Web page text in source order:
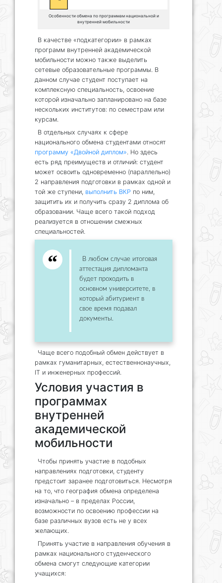
Особенности обмена по программам национальной и
внутренней мобильности
В качестве «подкатегории» в рамках
программ внутренней академической
мобильности можно также выделить
сетевые образовательные программы. В
данном случае студент поступает на
комплексную специальность, освоение
которой изначально запланировано на базе
нескольких институтов: по семестрам или
курсам.
В отдельных случаях к сфере
национального обмена студентами относят
программу «Двойной диплом» . Но здесь
есть ряд преимуществ и отличий: студент
может освоить одновременно (параллельно)
2 направления подготовки в рамках одной и
той же ступени, выполнить ВКР по ним,
защитить их и получить сразу 2 диплома об
образовании. Чаще всего такой подход
реализуется в отношении смежных
специальностей.
В любом случае итоговая
аттестация дипломанта
будет проходить в
основном университете, в
который абитуриент в
свое время подавал
документы.
Чаще всего подобный обмен действует в
рамках гуманитарных, естественнонаучных,
IT и инженерных профессий.
Условия участия в
программах
внутренней
академической
мобильности
Чтобы принять участие в подобных
направлениях подготовки, студенту
предстоит заранее подготовиться. Несмотря
на то, что география обмена определена
изначально – в пределах России,
возможности по освоению профессии на
базе различных вузов есть не у всех
желающих.
Принять участие в направления обучения в
рамках национального студенческого
обмена смогут следующие категории
учащихся: